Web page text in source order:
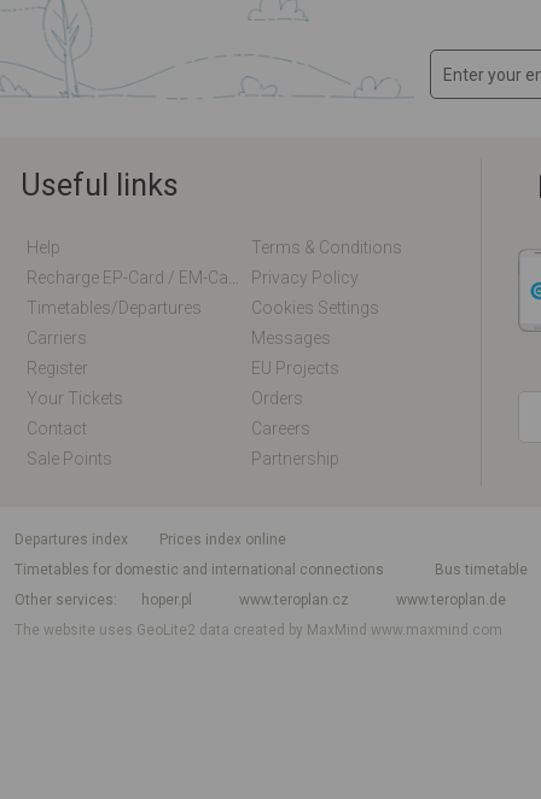
Useful links
Help
Terms & Conditions
Privacy Policy
Timetables/departures
Cookies Settings
Carriers
Messages
Register
EU Projects
Your Tickets
Orders
Contact
Careers
Sale Points
Partnership
departures index
Prices index online
Timetables for domestic and international connections
Bus timetable
Other services
hoper.pl www.teroplan.cz
www.teroplan.de
The website uses GeoLite2 data created by MaxMindwww.maxmind.com